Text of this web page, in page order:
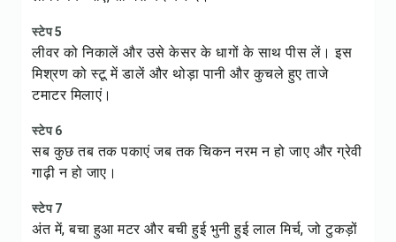
स्टेप 5
लीवर को निकालें और उसे केसर के धागों के साथ पीस लें। इस
मिश्रण को स्टू में डालें और थोड़ा पानी और कुचले हुए ताजे
टमाटर मिलाएं।
स्टेप 6
सब कुछ तब तक पकाएं जब तक चिकन नरम न हो जाए और ग्रेवी
गाढ़ी न हो जाए।
स्टेप 7
अंत में, बचा हुआ मटर और बची हुई भुनी हुई लाल मिर्च, जो टुकड़ों